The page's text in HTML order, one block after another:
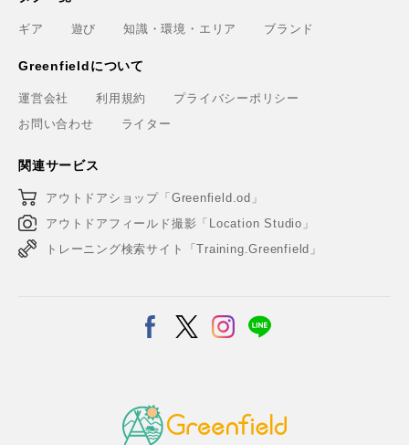
ギア 遊び 知識・環境・エリア ブランド
Greenfieldについて
運営会社 利用規約
プライバシーポリシー
お問い合わせ
ライター
関連サービス
アウトドアショップ「Greenfield.od」
アウトドアフィールド撮影「Location Studio」
トレーニング検索サイト「Training.Greenfield」